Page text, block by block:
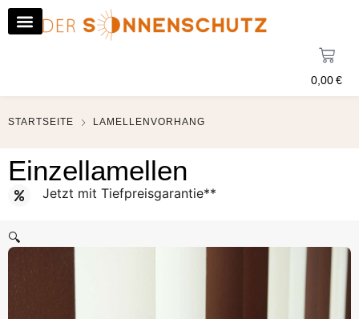
0,00€
STARTSEITE LAMELLENVORHANG
Einzellamellen
Jetzt mit Tiefpreisgarantie**
🔍